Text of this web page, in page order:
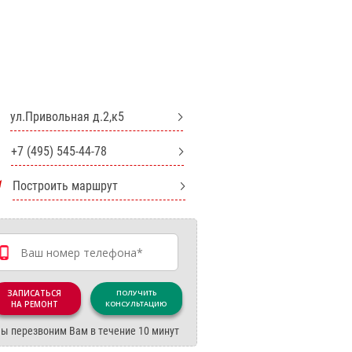
ул.Привольная д.2,к5
+7 (495) 545-44-78
Построить маршрут
ЗАПИСАТЬСЯ
НА РЕМОНТ
ПОЛУЧИТЬ
КОНСУЛЬТАЦИЮ
перезвоним Вам в течение 10 минут